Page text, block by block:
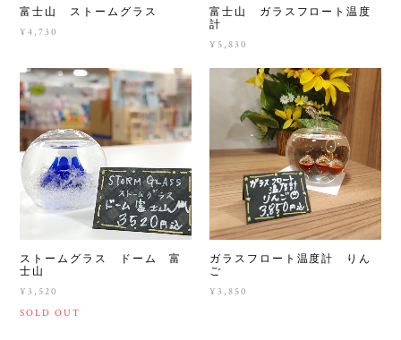
富士山 ストームグラス
¥4,730
富士山 ガラスフロート温度
計
¥5,830
ストームグラス ドーム 富
士山
¥3,520
SOLD OUT
ガラスフロート温度計 りん
ご
¥3,850